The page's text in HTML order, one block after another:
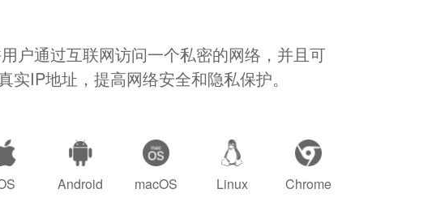
户通过互联网访问一个私密的网络，并且可
实IP地址，提高网络安全和隐私保护。
Android macOS Linux Chrome